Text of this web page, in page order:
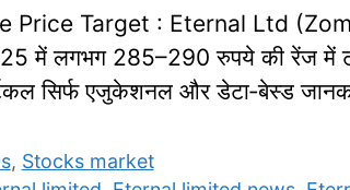
Price Target : Eternal Ltd
में लगभग 285–290 रुपये की रेंज में
सिर्फ एजुकेशनल और डेटा‑बेस्ड
, Stocks market